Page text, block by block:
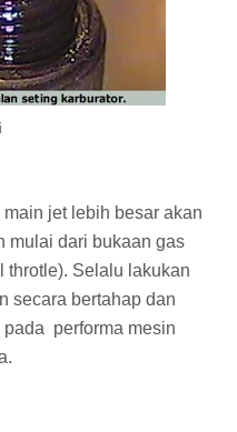
jet lebih besar akan
mulai dari bukaan gas
Selalu lakukan
secara bertahap dan
performa mesin